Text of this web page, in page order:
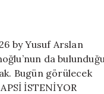
hakim
karşısında
için
by Yusuf Arslan
da
Bugün görülecek
İSTENİYOR